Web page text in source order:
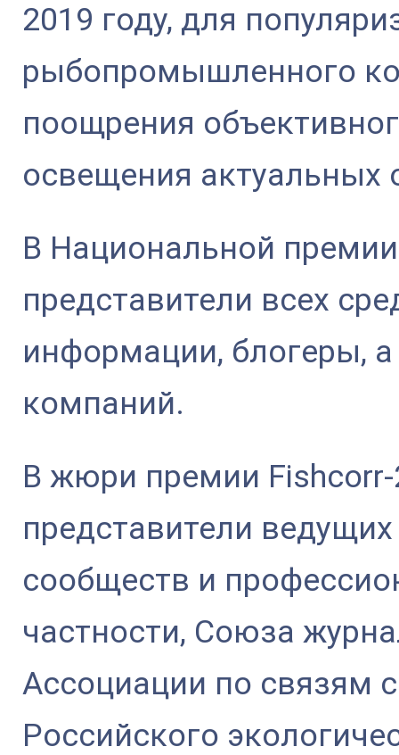
2019 году, для
рыбопромышленного
поощрения
освещения актуальных
В Национальной
представители всех
информации, блогеры,
компаний.
В жюри премии
представители
сообществ и
частности, Союза
Ассоциации по связям
Российского